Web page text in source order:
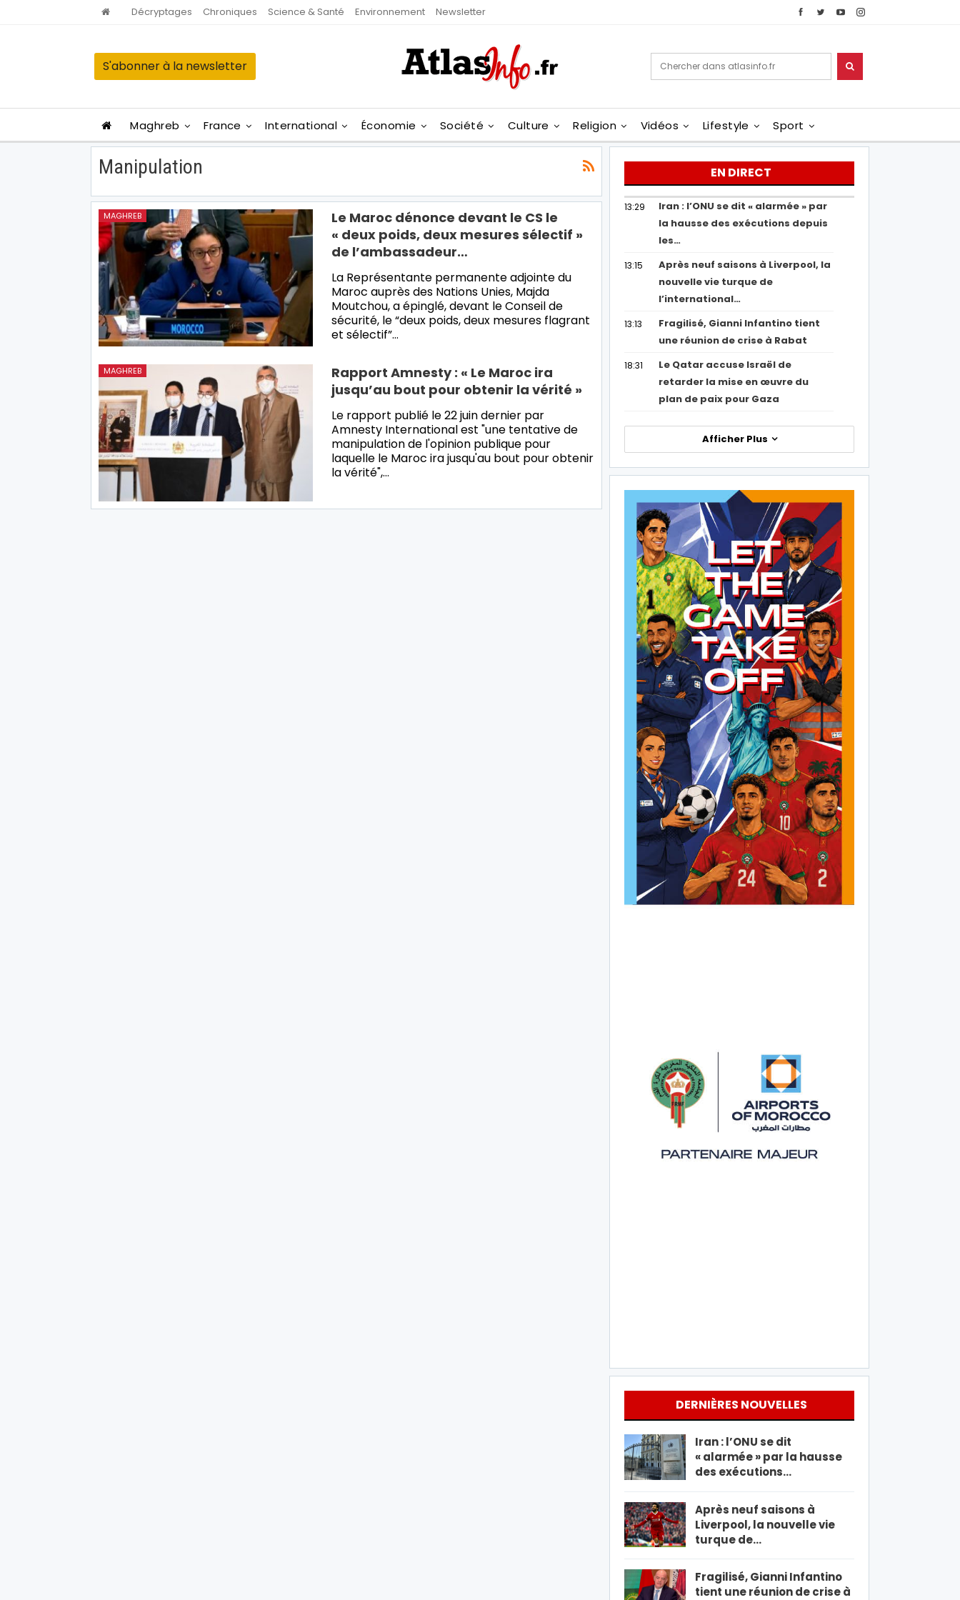
Décryptages Chroniques Science & Santé Environnement Newsletter
S'abonner à la newsletter
Maghreb France International Économie Société Culture Religion Vidéos Lifestyle Sport
Manipulation
MAGHREB
Le Maroc dénonce devant le CS le
« deux poids, deux mesures sélectif »
de l’ambassadeur…
La Représentante permanente adjointe du
Maroc auprès des Nations Unies, Majda
Moutchou, a épinglé, devant le Conseil de
sécurité, le “deux poids, deux mesures flagrant
et sélectif”…
MAGHREB
Rapport Amnesty : « Le Maroc ira
jusqu’au bout pour obtenir la vérité »
Le rapport publié le 22 juin dernier par
Amnesty International est "une tentative de
manipulation de l'opinion publique pour
laquelle le Maroc ira jusqu'au bout pour obtenir
la vérité",…
EN DIRECT
13:29
Iran : l’ONU se dit « alarmée » par
la hausse des exécutions depuis
les…
13:15
Après neuf saisons à Liverpool, la
nouvelle vie turque de
l’international…
13:13
Fragilisé, Gianni Infantino tient
une réunion de crise à Rabat
18:31
Le Qatar accuse Israël de
retarder la mise en œuvre du
plan de paix pour Gaza
Afficher Plus
DERNIÈRES NOUVELLES
Iran : l’ONU se dit
« alarmée » par la hausse
des exécutions…
Après neuf saisons à
Liverpool, la nouvelle vie
turque de…
Fragilisé, Gianni Infantino
tient une réunion de crise à